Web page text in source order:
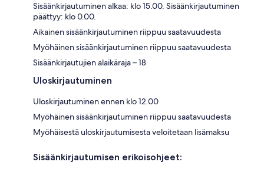
Sisäänkirjautuminen alkaa: klo 15.00. Sisäänkirjautuminen
päättyy: klo 0.00.
Aikainen sisäänkirjautuminen riippuu saatavuudesta
Myöhäinen sisäänkirjautuminen riippuu saatavuudesta
Sisäänkirjautujien alaikäraja – 18
Uloskirjautuminen
Uloskirjautuminen ennen klo 12.00
Myöhäinen sisäänkirjautuminen riippuu saatavuudesta
Myöhäisestä uloskirjautumisesta veloitetaan lisämaksu
Sisäänkirjautumisen erikoisohjeet: